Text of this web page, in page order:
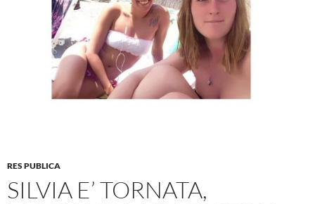
RES PUBLICA
SILVIA E’ TORNATA,